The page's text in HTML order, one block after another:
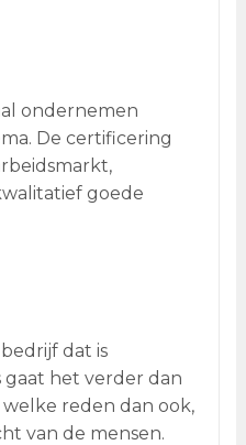
ondernemen
De certificering
goede
dat is
gaat het verder dan
reden dan ook,
van de mensen.